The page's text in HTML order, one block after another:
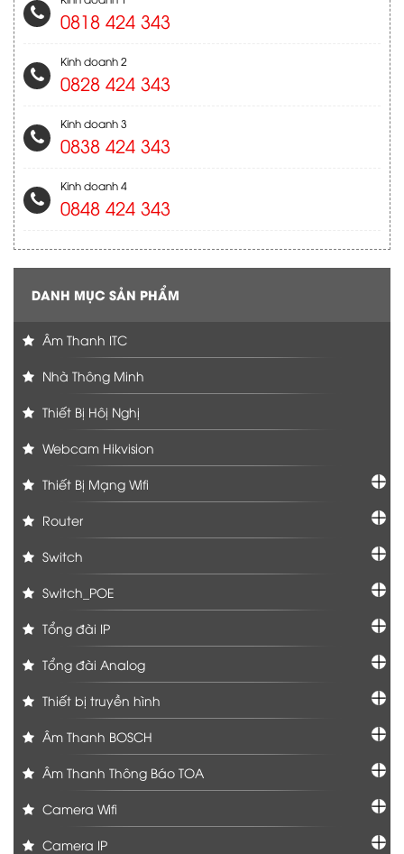
0818 424 343
Kinh doanh 2
0828 424 343
Kinh doanh 3
0838 424 343
Kinh doanh 4
0848 424 343
DANH MỤC SẢN PHẨM
Âm Thanh ITC
Nhà Thông Minh
Thiết Bị Hôị Nghị
Webcam Hikvision
Thiết Bị Mạng Wifi
Router
Switch
Switch_POE
Tổng đài IP
Tổng đài Analog
Thiết bị truyền hình
Âm Thanh BOSCH
Âm Thanh Thông Báo TOA
Camera Wifi
Camera IP